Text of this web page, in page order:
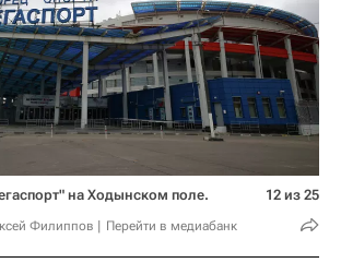
на Ходынском поле.
Филиппов Перейти в медиабанк
12 из 25